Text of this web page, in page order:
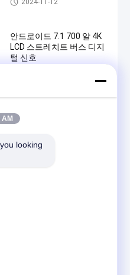
2024-11-12
안드로이드 7.1 700 알 4K
LCD 스트레치트 버스 디지
털 신호
22 인치 천장 산 자동 놀이
크린 감시자는 반복 단말 표
looking